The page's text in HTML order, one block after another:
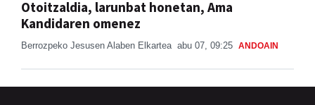
Otoitzaldia, larunbat honetan, Ama
Kandidaren omenez
Berrozpeko Jesusen Alaben Elkartea abu 07, 09:25 ANDOAIN